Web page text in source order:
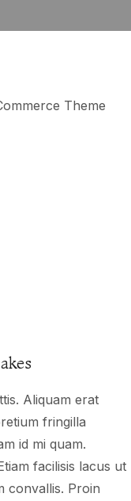
Aliquam erat
fringilla
id mi quam.
facilisis lacus ut
convallis. Proin